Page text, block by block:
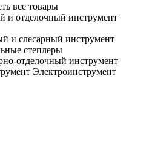
все товары
и отделочный инструмент
и слесарный инструмент
степлеры
отделочный инструмент
Электроинструмент